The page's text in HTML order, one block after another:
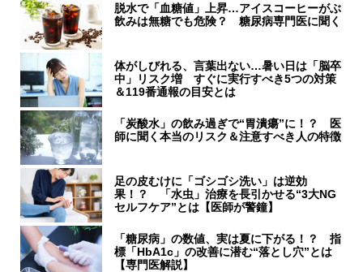
脱水で「血糖値」上昇…アイスコーヒーがぶ
飲みは無糖でも危険？ 糖尿病専門医に聞く
体がしびれる、言葉出ない…暑い日は「脳卒
中」リスク増 すぐに実行すべき5つの対策
＆119番通報の目安とは
「炭酸水」の飲み過ぎで“胃潰瘍”に！？ 医
師に聞く本当のリスク＆注意すべき人の特徴
足の皮むけに「ゴシゴシ洗い」は逆効
果！？ 「水虫」治療を長引かせる“3大NG
セルフケア”とは【医師が警鐘】
「糖尿病」の数値、実は夏に下がる！？ 指
標「HbA1c」の改善に潜む“落とし穴”とは
【専門医解説】